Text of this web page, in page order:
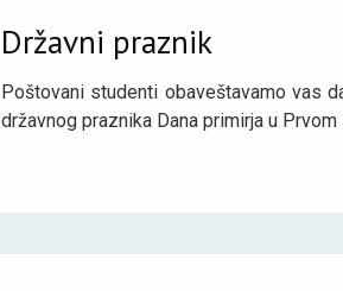
Državni praznik
Poštovani studenti obaveštavamo vas
državnog praznika Dana primirja u